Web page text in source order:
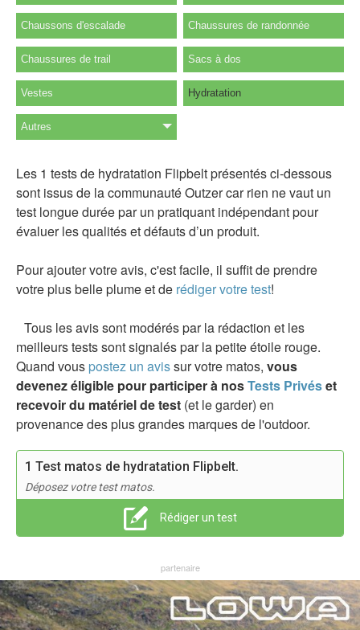
Chaussons d'escalade Chaussures de randonnée
Chaussures de trail Sacs à dos
Vestes Hydratation
Autres
Les 1 tests de hydratation Flipbelt présentés ci-dessous
sont issus de la communauté Outzer car rien ne vaut un
test longue durée par un pratiquant indépendant pour
évaluer les qualités et défauts d’un produit.
Pour ajouter votre avis, c'est facile, il suffit de prendre
votre plus belle plume et de rédiger votre test!
Tous les avis sont modérés par la rédaction et les
meilleurs tests sont signalés par la petite étoile rouge.
Quand vous postez un avissur votre matos, vous
devenez éligible pour participer à nosTests Privéset
recevoir du matériel de test (et le garder) en
provenance des plus grandes marques de l'outdoor.
1 Test matos de hydratation Flipbelt.
Déposez votre test matos.
Rédiger un test